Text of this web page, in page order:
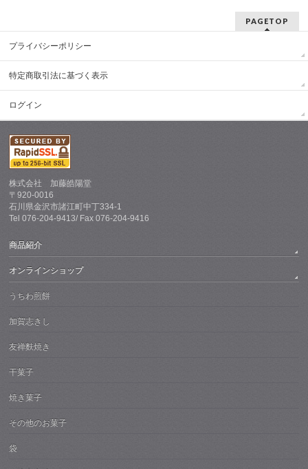
PAGETOP
プライバシーポリシー
特定商取引法に基づく表示
ログイン
株式会社 加藤皓陽堂
〒920-0016
石川県金沢市諸江町中丁334-1
Tel 076-204-9413/ Fax 076-204-9416
商品紹介
オンラインショップ
うちわ煎餅
加賀志きし
友禅麩焼き
干菓子
焼き菓子
その他のお菓子
袋